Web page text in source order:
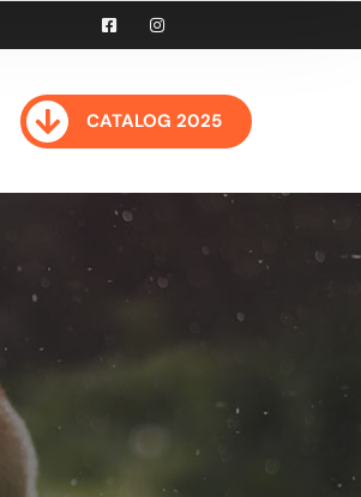
CATALOG 2025